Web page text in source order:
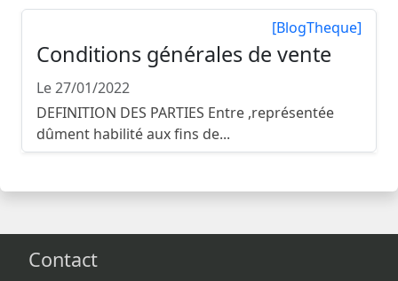
[BlogTheque]
Conditions générales de vente
Le 27/01/2022
DEFINITION DES PARTIES Entre ,représentée
dûment habilité aux fins de...
Contact